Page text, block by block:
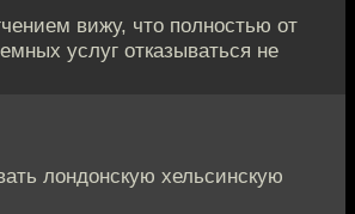
вижу, что полностью от
услуг отказываться не
лондонскую хельсинскую